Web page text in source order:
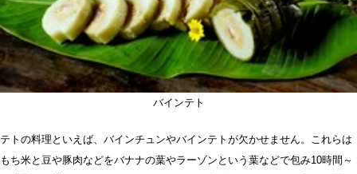
バインテト
テトの料理といえば、バインチュンやバインテトが欠かせません。これらは
もち米と豆や豚肉などをバナナの葉やラーゾンという葉などで包み10時間～